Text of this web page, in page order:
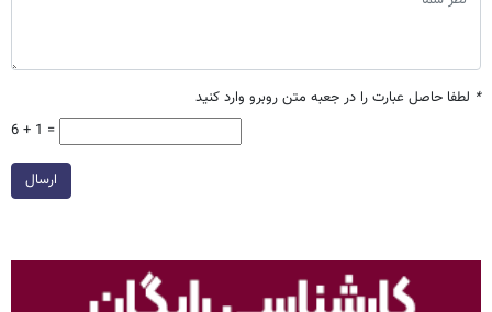
* لطفا حاصل عبارت را در جعبه متن روبرو وارد کنید
6 + 1 =
ارسال